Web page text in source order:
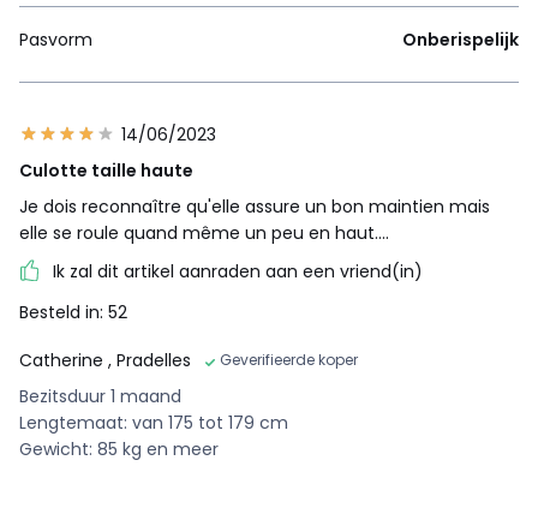
Pasvorm Onberispelijk
14/06/2023
Culotte taille haute
Je dois reconnaître qu'elle assure un bon maintien mais
elle se roule quand même un peu en haut....
Ik zal dit artikel aanraden aan een vriend(in)
Besteld in: 52
Catherine , Pradelles Geverifieerde koper
Bezitsduur 1 maand
Lengtemaat: van 175 tot 179 cm
Gewicht: 85 kg en meer